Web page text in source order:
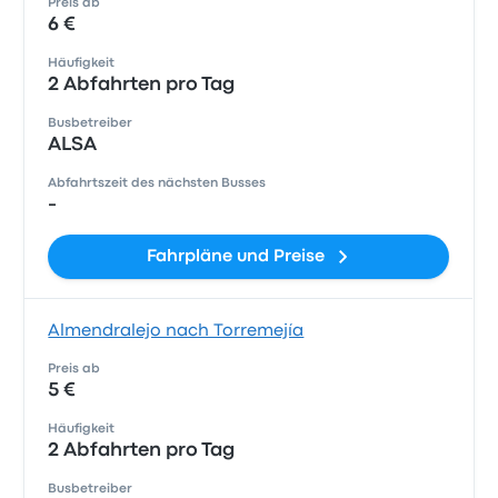
Preis ab
6 €
Häufigkeit
2 Abfahrten pro Tag
Busbetreiber
ALSA
Abfahrtszeit des nächsten Busses
-
Fahrpläne und Preise
Almendralejo nach Torremejía
Preis ab
5 €
Häufigkeit
2 Abfahrten pro Tag
Busbetreiber